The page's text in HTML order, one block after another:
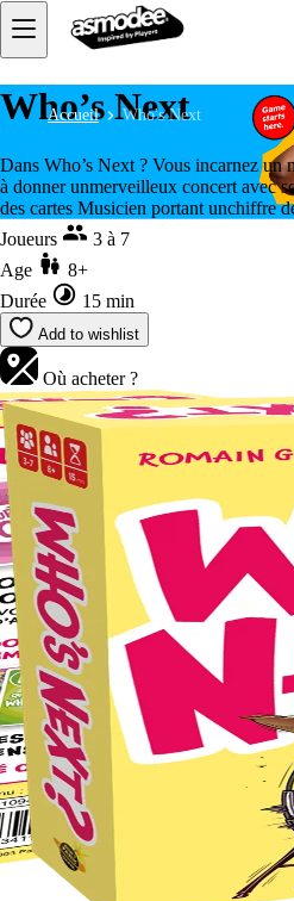
Accueil Who's Next
Who’s Next
Dans Who’s Next ? Vous incarnez un
à donner unmerveilleux concert avec
des cartes Musicien portant unchiffre
Joueurs
3 à 7
Age
8+
Durée
15 min
Add to wishlist
Où acheter ?